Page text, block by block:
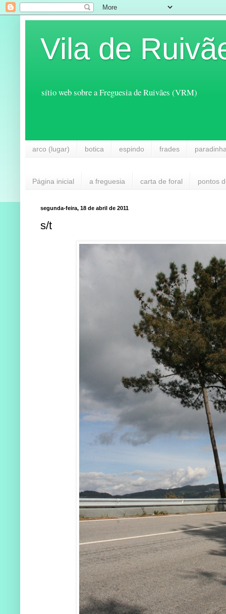
Vila de
sítio web sobre a Freguesia de Ruivães (VRM)
arco (lugar) botica espindo frades
Página inicial a freguesia carta de foral pontos
segunda-feira, 18 de abril de 2011
s/t